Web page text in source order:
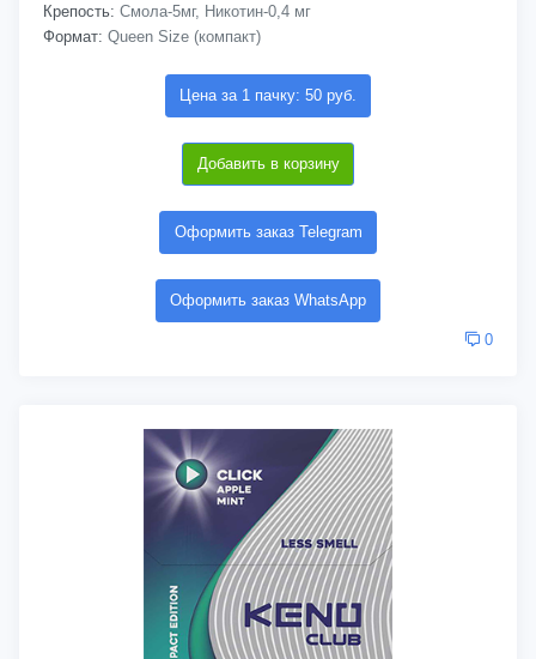
Крепость: Смола-5мг, Никотин-0,4 мг
Формат: Queen Size (компакт)
Цена за 1 пачку: 50 руб.
Добавить в корзину
Оформить заказ Telegram
Оформить заказ WhatsApp
0